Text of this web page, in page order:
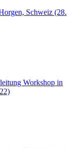
Schweiz (28.
Workshop in